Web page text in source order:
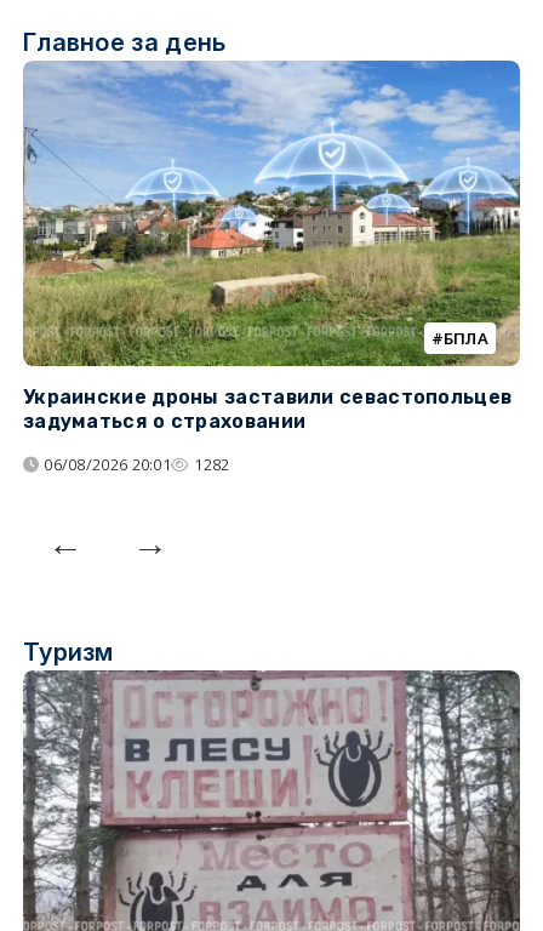
Главное за день
БПЛА
Украинские дроны заставили севастопольцев
задуматься о страховании
06/08/2026 20:01 1282
Туризм